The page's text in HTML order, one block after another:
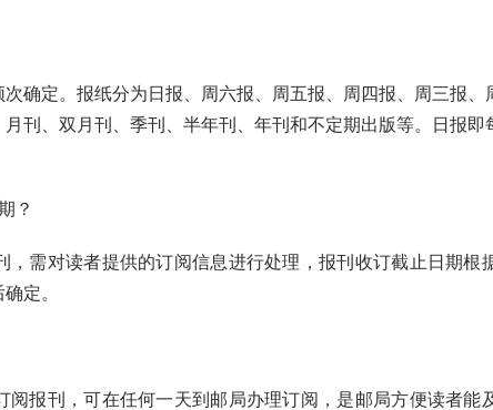
定。报纸分为日报、周六报、周五报、周四报、周三报、
刊、双月刊、季刊、半年刊、年刊和不定期出版等。日报即
？
需对读者提供的订阅信息进行处理，报刊收订截止日期根
定。
报刊，可在任何一天到邮局办理订阅，是邮局方便读者能